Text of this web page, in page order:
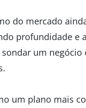
do mercado
profundidade e
um
um plano mais